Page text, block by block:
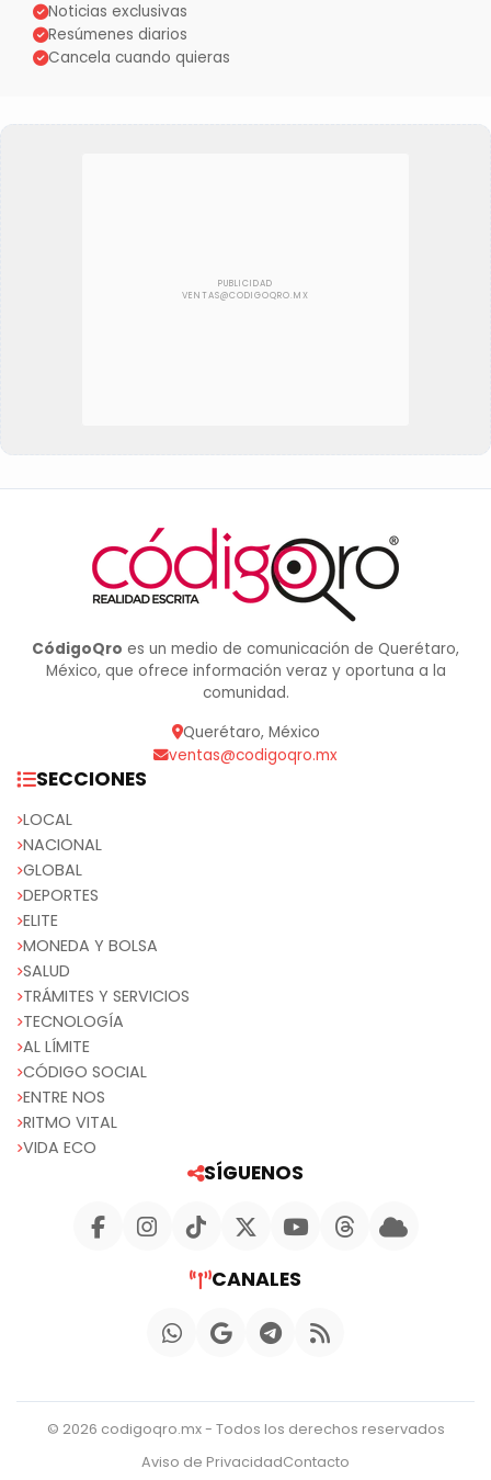
Noticias exclusivas
Resúmenes diarios
Cancela cuando quieras
CódigoQro es un medio de comunicación de Querétaro,
México, que ofrece información veraz y oportuna a la
comunidad.
Querétaro, México
ventas@codigoqro.mx
SECCIONES
LOCAL
NACIONAL
GLOBAL
DEPORTES
ELITE
MONEDA Y BOLSA
SALUD
TRÁMITES Y SERVICIOS
TECNOLOGÍA
AL LÍMITE
CÓDIGO SOCIAL
ENTRE NOS
RITMO VITAL
VIDA ECO
SÍGUENOS
CANALES
© 2026 codigoqro.mx - Todos los derechos reservados
Aviso de PrivacidadContacto